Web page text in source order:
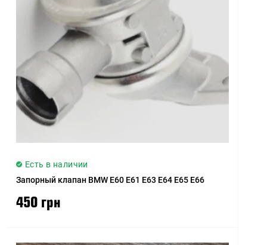
Есть в наличии
Запорный клапан BMW E60 E61 E63 E64 E65 E66
450 грн